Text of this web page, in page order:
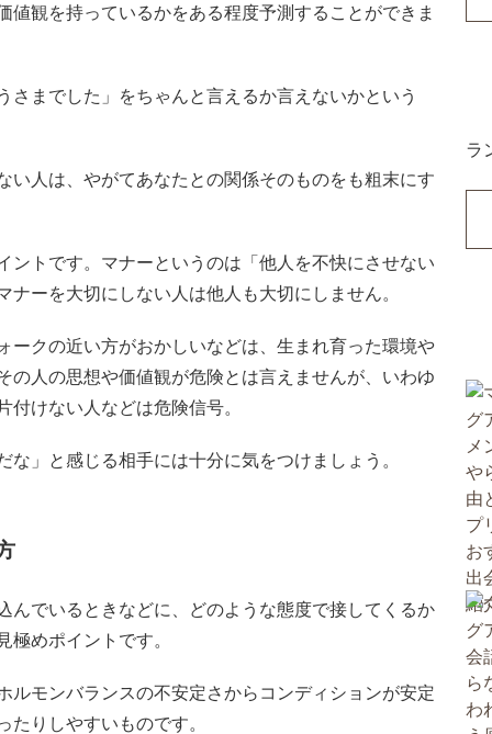
値観を持っているかをある程度予測することができま
さまでした」をちゃんと言えるか言えないかという
い人は、やがてあなたとの関係そのものをも粗末にす
ントです。マナーというのは「他人を不快にさせない
ーを大切にしない人は他人も大切にしません。
ークの近い方がおかしいなどは、生まれ育った環境や
の人の思想や価値観が危険とは言えませんが、いわゆ
けない人などは危険信号。
」と感じる相手には十分に気をつけましょう。
んでいるときなどに、どのような態度で接してくるか
めポイントです。
ルモンバランスの不安定さからコンディションが安定
りしやすいものです。
ラ